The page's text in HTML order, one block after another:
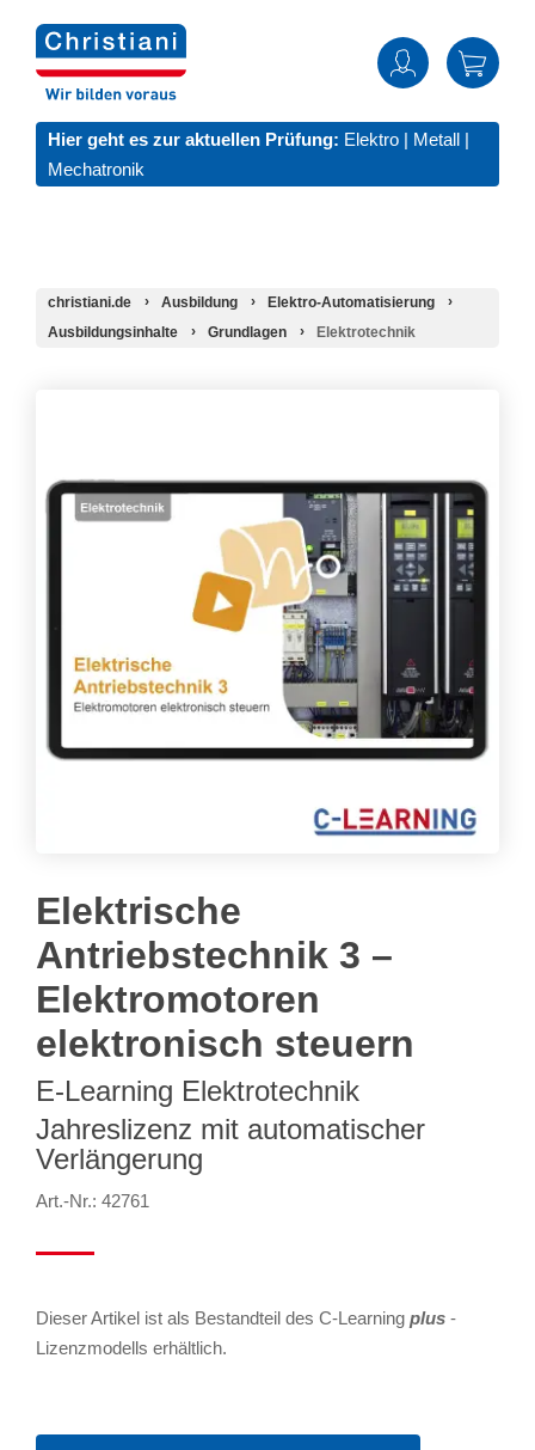
Hier geht es zur aktuellen Prüfung: Elektro | Metall |
Mechatronik
christiani.de Ausbildung
Elektro-Automatisierung
Ausbildungsinhalte
Grundlagen Elektrotechnik
Elektrische
Antriebstechnik 3 –
Elektromotoren
elektronisch steuern
E-Learning Elektrotechnik
Jahreslizenz mit automatischer
Verlängerung
Art.-Nr.: 42761
Dieser Artikel ist als Bestandteil des C-Learning plus -
Lizenzmodells erhältlich.